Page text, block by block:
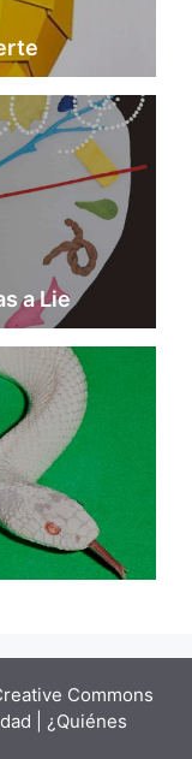
a Lie
Commons
| ¿Quiénes